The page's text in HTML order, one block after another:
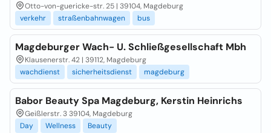
Otto-von-guericke-str. 25 | 39104, Magdeburg
verkehr
straßenbahnwagen bus
Magdeburger Wach- U. Schließgesellschaft Mbh
Klausenerstr. 42 | 39112, Magdeburg
wachdienst
sicherheitsdienst magdeburg
Babor Beauty Spa Magdeburg, Kerstin Heinrichs
Geißlerstr. 3 39104, Magdeburg
Day
Wellness Beauty